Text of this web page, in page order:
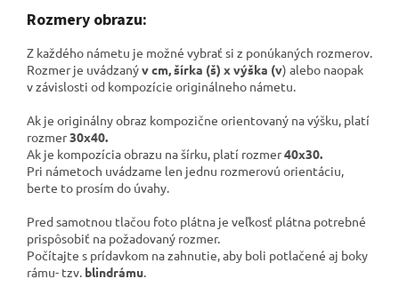
Rozmery obrazu:
Z každého námetu je možné vybrať si z ponúkaných rozmerov.
Rozmer je uvádzanýv cm, šírka (š) x výška (v) alebo naopak
v závislosti od kompozície originálneho námetu.
Ak je originálny obraz kompozične orientovaný na výšku, platí
rozmer30x40.
Ak je kompozícia obrazu na šírku, platí rozmer40x30.
Pri námetoch uvádzame len jednu rozmerovú orientáciu,
berte to prosím do úvahy.
Pred samotnou tlačou foto plátna je veľkosť plátna potrebné
prispôsobiť na požadovaný rozmer.
Počítajte s prídavkom na zahnutie, aby boli potlačené aj boky
rámu- tzv. blindrámu.